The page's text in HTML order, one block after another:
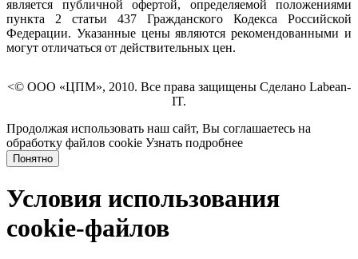
является публичной офертой, определяемой положениями
пункта 2 статьи 437 Гражданского Кодекса Российской
Федерации. Указанные цены являются рекомендованными и
могут отличаться от действительных цен.
<© ООО «ЦПМ», 2010. Все права защищены Сделано Labean-
IT.
Продолжая использовать наш сайт, Вы соглашаетесь на
обработку файлов cookie Узнать подробнее
Понятно
Условия использования
cookie-файлов